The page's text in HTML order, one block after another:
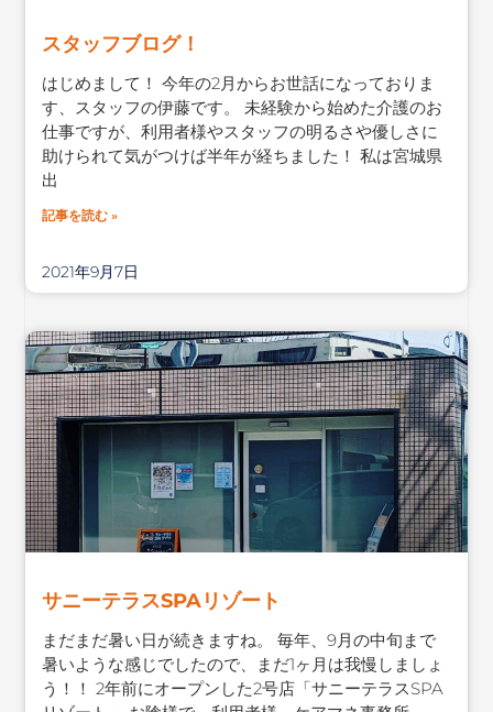
スタッフブログ！
はじめまして！ 今年の2月からお世話になっておりま
す、スタッフの伊藤です。 未経験から始めた介護のお
仕事ですが、利用者様やスタッフの明るさや優しさに
助けられて気がつけば半年が経ちました！ 私は宮城県
出
記事を読む »
2021年9月7日
サニーテラスSPAリゾート
まだまだ暑い日が続きますね。 毎年、9月の中旬まで
暑いような感じでしたので、まだ1ヶ月は我慢しましょ
う！！ 2年前にオープンした2号店「サニーテラスSPA